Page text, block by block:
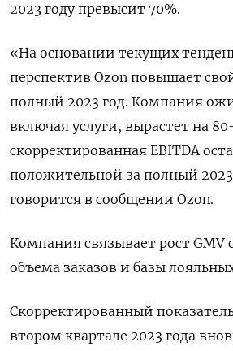
2023 году превысит 70%.
«На основании текущих
перспектив Ozon повышает
полный 2023 год. Компания
включая услуги, вырастет на
скорректированная EBITDA
положительной за полный
говорится в сообщении Ozon.
Компания связывает рост GMV
объема заказов и базы
Скорректированный
втором квартале 2023 года